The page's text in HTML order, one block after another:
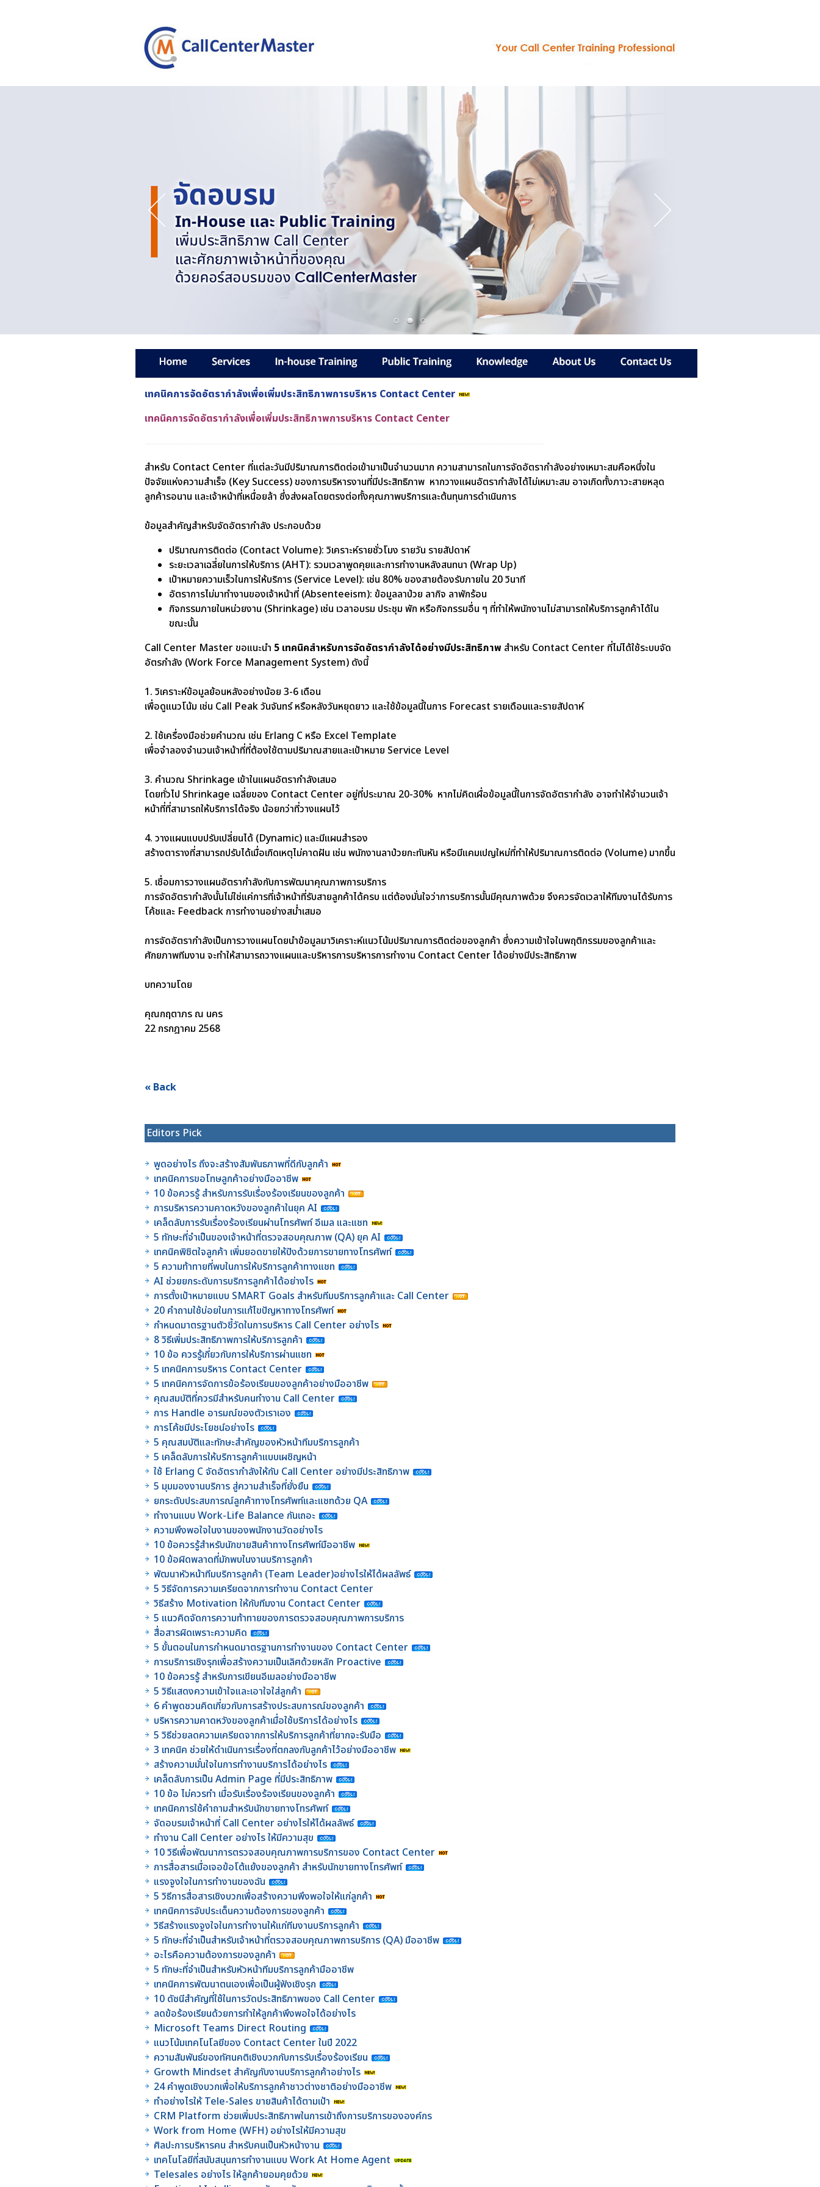
เทคนิคการจัดอัตรากำลังเพื่อเพิ่มประสิทธิภาพการบริหาร Contact Center
เทคนิคการจัดอัตรากำลังเพื่อเพิ่มประสิทธิภาพการบริหาร Contact Center
สำหรับ Contact Center ที่แต่ละวันมีปริมาณการติดต่อเข้ามาเป็นจำนวนมาก ความสามารถในการจัดอัตรากำลังอย่างเหมาะสมคือหนึ่งใน
ปัจจัยแห่งความสำเร็จ (Key Success) ของการบริหารงานที่มีประสิทธิภาพ หากวางแผนอัตรากำลังได้ไม่เหมาะสม อาจเกิดทั้งภาวะสายหลุด
ลูกค้ารอนาน และเจ้าหน้าที่เหนื่อยล้า ซึ่งส่งผลโดยตรงต่อทั้งคุณภาพบริการและต้นทุนการดำเนินการ
ข้อมูลสำคัญสำหรับจัดอัตรากำลัง ประกอบด้วย
ปริมาณการติดต่อ (Contact Volume): วิเคราะห์รายชั่วโมง รายวัน รายสัปดาห์
ระยะเวลาเฉลี่ยในการให้บริการ (AHT): รวมเวลาพูดคุยและการทำงานหลังสนทนา (Wrap Up)
เป้าหมายความเร็วในการให้บริการ (Service Level): เช่น 80% ของสายต้องรับภายใน 20 วินาที
อัตราการไม่มาทำงานของเจ้าหน้าที่ (Absenteeism): ข้อมูลลาป่วย ลากิจ ลาพักร้อน
กิจกรรมภายในหน่วยงาน (Shrinkage) เช่น เวลาอบรม ประชุม พัก หรือกิจกรรมอื่น ๆ ที่ทำให้พนักงานไม่สามารถให้บริการลูกค้าได้ใน
ขณะนั้น
Call Center Master ขอแนะนำ 5 เทคนิคสำหรับการจัดอัตรากำลังได้อย่างมีประสิทธิภาพ สำหรับ Contact Center ที่ไม่ได้ใช้ระบบจัด
อัตรกำลัง (Work Force Management System) ดังนี้
1. วิเคราะห์ข้อมูลย้อนหลังอย่างน้อย 3-6 เดือน
เพื่อดูแนวโน้ม เช่น Call Peak วันจันทร์ หรือหลังวันหยุดยาว และใช้ข้อมูลนี้ในการ Forecast รายเดือนและรายสัปดาห์
2. ใช้เครื่องมือช่วยคำนวณ เช่น Erlang C หรือ Excel Template
เพื่อจำลองจำนวนเจ้าหน้าที่ที่ต้องใช้ตามปริมาณสายและเป้าหมาย Service Level
3. คำนวณ Shrinkage เข้าในแผนอัตรากำลังเสมอ
โดยทั่วไป Shrinkage เฉลี่ยของ Contact Center อยู่ที่ประมาณ 20-30% หากไม่คิดเผื่อข้อมูลนี้ในการจัดอัตรากำลัง อาจทำให้จำนวนเจ้า
หน้าที่ที่สามารถให้บริการได้จริง น้อยกว่าที่วางแผนไว้
4. วางแผนแบบปรับเปลี่ยนได้ (Dynamic) และมีแผนสำรอง
สร้างตารางที่สามารถปรับได้เมื่อเกิดเหตุไม่คาดฝัน เช่น พนักงานลาป่วยกะทันหัน หรือมีแคมเปญใหม่ที่ทำให้ปริมาณการติดต่อ (Volume) มากขึ้น
5. เชื่อมการวางแผนอัตรากำลังกับการพัฒนาคุณภาพการบริการ
การจัดอัตรากำลังนั้นไม่ใช่แค่การที่เจ้าหน้าที่รับสายลูกค้าได้ครบ แต่ต้องมั่นใจว่าการบริการนั้นมีคุณภาพด้วย จึงควรจัดเวลาให้ทีมงานได้รับการ
โค้ชและ Feedback การทำงานอย่างสม่ำเสมอ
การจัดอัตรากำลังเป็นการวางแผนโดยนำข้อมูลมาวิเคราะห์แนวโน้มปริมาณการติดต่อของลูกค้า ซึ่งความเข้าใจในพฤติกรรมของลูกค้าและ
ศักยภาพทีมงาน จะทำให้สามารถวางแผนและบริหารการบริหารการทำงาน Contact Center ได้อย่างมีประสิทธิภาพ
บทความโดย
คุณกฤตาภร ณ นคร
22 กรกฎาคม 2568
« Back
Editors Pick
พูดอย่างไร ถึงจะสร้างสัมพันธภาพที่ดีกับลูกค้า
เทคนิคการขอโทษลูกค้าอย่างมืออาชีพ
10 ข้อควรรู้ สำหรับการรับเรื่องร้องเรียนของลูกค้า
การบริหารความคาดหวังของลูกค้าในยุค AI
เคล็ดลับการรับเรื่องร้องเรียนผ่านโทรศัพท์ อีเมล และแชท
5 ทักษะที่จำเป็นของเจ้าหน้าที่ตรวจสอบคุณภาพ (QA) ยุค AI
เทคนิคพิชิตใจลูกค้า เพิ่มยอดขายให้ปังด้วยการขายทางโทรศัพท์
5 ความท้าทายที่พบในการให้บริการลูกค้าทางแชท
AI ช่วยยกระดับการบริการลูกค้าได้อย่างไร
การตั้งเป้าหมายแบบ SMART Goals สำหรับทีมบริการลูกค้าและ Call Center
20 คำถามใช้บ่อยในการแก้ไขปัญหาทางโทรศัพท์
กำหนดมาตรฐานตัวชี้วัดในการบริหาร Call Center อย่างไร
8 วิธีเพิ่มประสิทธิภาพการให้บริการลูกค้า
10 ข้อ ควรรู้เกี่ยวกับการให้บริการผ่านแชท
5 เทคนิคการบริหาร Contact Center
5 เทคนิคการจัดการข้อร้องเรียนของลูกค้าอย่างมืออาชีพ
คุณสมบัติที่ควรมีสำหรับคนทำงาน Call Center
การ Handle อารมณ์ของตัวเราเอง
การโค้ชมีประโยชน์อย่างไร
5 คุณสมบัติและทักษะสำคัญของหัวหน้าทีมบริการลูกค้า
5 เคล็ดลับการให้บริการลูกค้าแบบเผชิญหน้า
ใช้ Erlang C จัดอัตรากำลังให้กับ Call Center อย่างมีประสิทธิภาพ
5 มุมมองงานบริการ สู่ความสำเร็จที่ยั่งยืน
ยกระดับประสบการณ์ลูกค้าทางโทรศัพท์และแชทด้วย QA
ทำงานแบบ Work-Life Balance กันเถอะ
ความพึงพอใจในงานของพนักงานวัดอย่างไร
10 ข้อควรรู้สำหรับนักขายสินค้าทางโทรศัพท์มืออาชีพ
10 ข้อผิดพลาดที่มักพบในงานบริการลูกค้า
พัฒนาหัวหน้าทีมบริการลูกค้า (Team Leader)อย่างไรให้ได้ผลลัพธ์
5 วิธีจัดการความเครียดจากการทำงาน Contact Center
วิธีสร้าง Motivation ให้กับทีมงาน Contact Center
5 แนวคิดจัดการความท้าทายของการตรวจสอบคุณภาพการบริการ
สื่อสารผิดเพราะความคิด
5 ขั้นตอนในการกำหนดมาตรฐานการทำงานของ Contact Center
การบริการเชิงรุกเพื่อสร้างความเป็นเลิศด้วยหลัก Proactive
10 ข้อควรรู้ สำหรับการเขียนอีเมลอย่างมืออาชีพ
5 วิธีแสดงความเข้าใจและเอาใจใส่ลูกค้า
6 คำพูดชวนคิดเกี่ยวกับการสร้างประสบการณ์ของลูกค้า
บริหารความคาดหวังของลูกค้าเมื่อใช้บริการได้อย่างไร
5 วิธีช่วยลดความเครียดจากการให้บริการลูกค้าที่ยากจะรับมือ
3 เทคนิค ช่วยให้ดำเนินการเรื่องที่ตกลงกับลูกค้าไว้อย่างมืออาชีพ
สร้างความมั่นใจในการทำงานบริการได้อย่างไร
เคล็ดลับการเป็น Admin Page ที่มีประสิทธิภาพ
10 ข้อ ไม่ควรทำ เมื่อรับเรื่องร้องเรียนของลูกค้า
เทคนิคการใช้คำถามสำหรับนักขายทางโทรศัพท์
จัดอบรมเจ้าหน้าที่ Call Center อย่างไรให้ได้ผลลัพธ์
ทำงาน Call Center อย่างไร ให้มีความสุข
10 วิธีเพื่อพัฒนาการตรวจสอบคุณภาพการบริการของ Contact Center
การสื่อสารเมื่อเจอข้อโต้แย้งของลูกค้า สำหรับนักขายทางโทรศัพท์
แรงจูงใจในการทำงานของฉัน
5 วิธีการสื่อสารเชิงบวกเพื่อสร้างความพึงพอใจให้แก่ลูกค้า
เทคนิคการจับประเด็นความต้องการของลูกค้า
วิธีสร้างแรงจูงใจในการทำงานให้แก่ทีมงานบริการลูกค้า
5 ทักษะที่จำเป็นสำหรับเจ้าหน้าที่ตรวจสอบคุณภาพการบริการ (QA) มืออาชีพ
อะไรคือความต้องการของลูกค้า
5 ทักษะที่จำเป็นสำหรับหัวหน้าทีมบริการลูกค้ามืออาชีพ
เทคนิคการพัฒนาตนเองเพื่อเป็นผู้ฟังเชิงรุก
10 ดัชนีสำคัญที่ใช้ในการวัดประสิทธิภาพของ Call Center
ลดข้อร้องเรียนด้วยการทำให้ลูกค้าพึงพอใจได้อย่างไร
Microsoft Teams Direct Routing
แนวโน้มเทคโนโลยีของ Contact Center ในปี 2022
ความสัมพันธ์ของทัศนคติเชิงบวกกับการรับเรื่องร้องเรียน
Growth Mindset สำคัญกับงานบริการลูกค้าอย่างไร
24 คำพูดเชิงบวกเพื่อให้บริการลูกค้าชาวต่างชาติอย่างมืออาชีพ
ทำอย่างไรให้ Tele-Sales ขายสินค้าได้ตามเป้า
CRM Platform ช่วยเพิ่มประสิทธิภาพในการเข้าถึงการบริการขององค์กร
Work from Home (WFH) อย่างไรให้มีความสุข
ศิลปะการบริหารคน สำหรับคนเป็นหัวหน้างาน
เทคโนโลยีที่สนับสนุนการทำงานแบบ Work At Home Agent
Telesales อย่างไร ให้ลูกค้ายอมคุยด้วย